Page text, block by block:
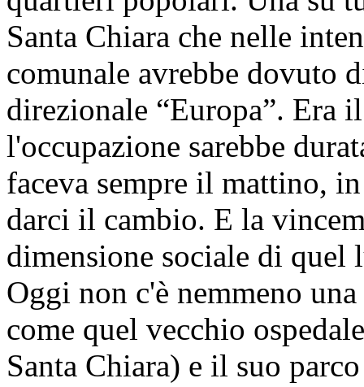
Santa Chiara che nelle
comunale avrebbe dovuto
direzionale “Europa”. Era
l'occupazione sarebbe
faceva sempre il mattino,
darci il cambio. E la
dimensione sociale di quel
Oggi non c'è nemmeno
come quel vecchio
Santa Chiara) e il suo